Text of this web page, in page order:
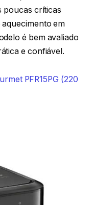
poucas críticas
em
é bem avaliado
e confiável.
PFR15PG (220